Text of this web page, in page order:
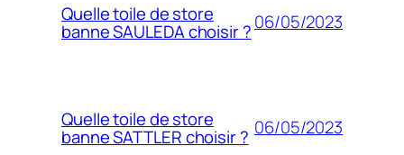
Quelle toile de store
banne SAULEDA choisir ?06/05/2023
Quelle toile de store
banne SATTLER choisir ? 06/05/2023